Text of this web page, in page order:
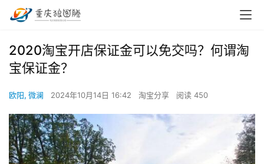
2020淘宝开店保证金可以免交吗？何谓淘
宝保证金？
欧阳, 微澜 2024年10月14日 16:42 淘宝分享 阅读 450